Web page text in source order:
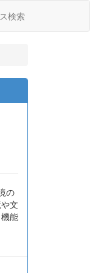
検索
の
文
能